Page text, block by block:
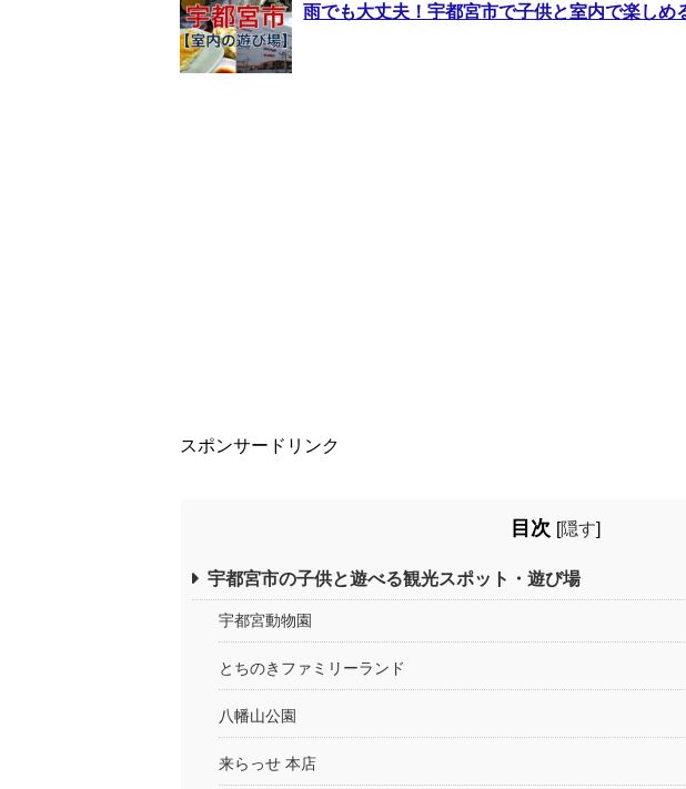
雨でも大丈夫！宇都宮市で子供と室内で楽しめ
スポンサードリンク
目次 [隠す]
宇都宮市の子供と遊べる観光スポット・遊び場
宇都宮動物園
とちのきファミリーランド
八幡山公園
来らっせ 本店